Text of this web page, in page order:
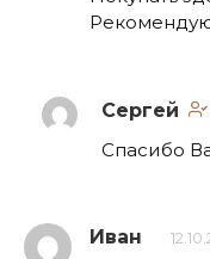
Сергей
Спасибо
Иван